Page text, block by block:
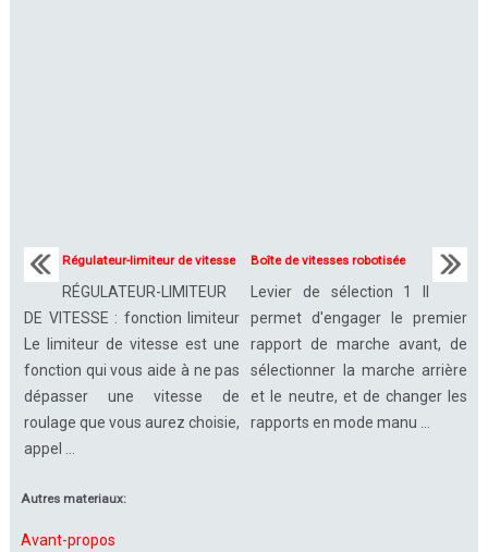
Régulateur-limiteur de vitesse
RÉGULATEUR-LIMITEUR
DE VITESSE : fonction limiteur
Le limiteur de vitesse est une
fonction qui vous aide à ne pas
dépasser une vitesse de
roulage que vous aurez choisie,
appel ...
Boîte de vitesses robotisée
Levier de sélection 1 Il
permet d'engager le premier
rapport de marche avant, de
sélectionner la marche arrière
et le neutre, et de changer les
rapports en mode manu ...
Autres materiaux:
Avant-propos